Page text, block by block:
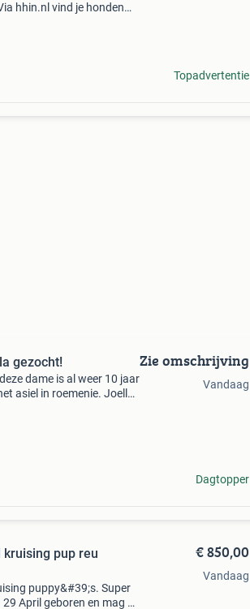
hhin.nl vind je honden
Topadvertentie
gezocht!
dame is al weer 10 jaar
asiel in roemenie. Joella
Zie omschrijving
Vandaag
Dagtopper
pup reu
puppy&#39;s. Super
April geboren en mag bij
€ 850,00
Vandaag